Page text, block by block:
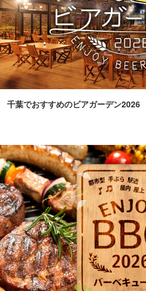
千葉でおすすめのビアガーデン2026